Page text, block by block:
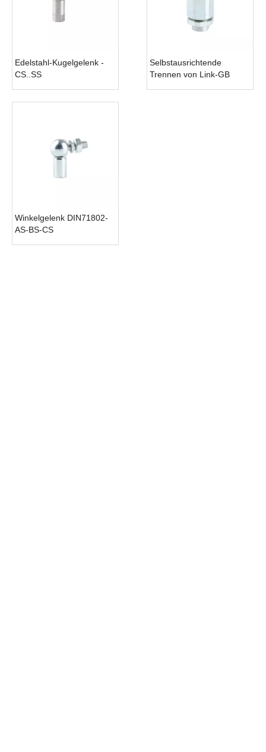
Edelstahl-Kugelgelenk -
CS..SS
Selbstausrichtende
Trennen von Link-GB
Winkelgelenk DIN71802-
AS-BS-CS